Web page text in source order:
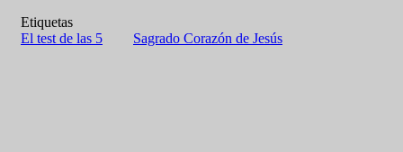
Etiquetas
El test de las 5
Sagrado Corazón de Jesús